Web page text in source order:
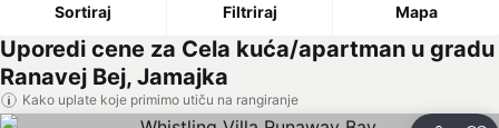
Sortiraj Filtriraj Mapa
Uporedi cene za Cela kuća/apartman u gradu
Ranavej Bej, Jamajka
Kako uplate koje primimo utiču na rangiranje